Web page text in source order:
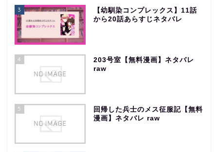
3
【幼馴染コンプレックス】11話
から20話あらすじネタバレ
4
203号室【無料漫画】ネタバレ
raw
5
回帰した兵士のメス征服記【無料
漫画】ネタバレ raw